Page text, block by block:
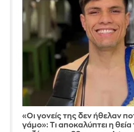
«Οι γονείς της δεν ήθελαν
γάμο»: Τι αποκαλύπτει η